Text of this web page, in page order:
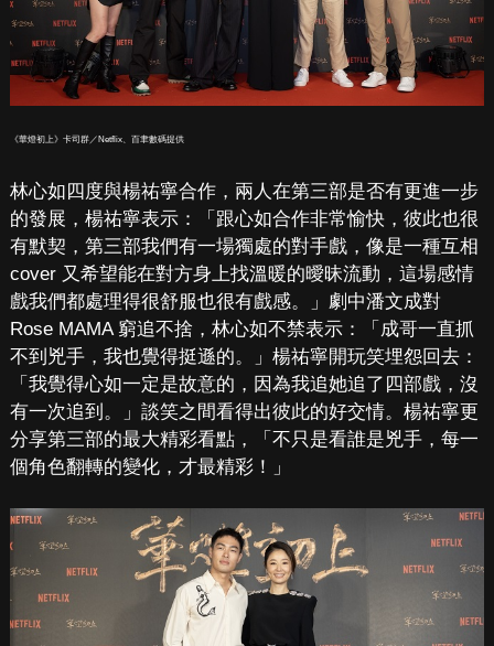
《華燈初上》卡司群／Netflix、百聿數碼提供
林心如四度與楊祐寧合作，兩人在第三部是否有更進一步
的發展，楊祐寧表示：「跟心如合作非常愉快，彼此也很
有默契，第三部我們有一場獨處的對手戲，像是一種互相
cover 又希望能在對方身上找溫暖的曖昧流動，這場感情
戲我們都處理得很舒服也很有戲感。」劇中潘文成對
Rose MAMA 窮追不捨，林心如不禁表示：「成哥一直抓
不到兇手，我也覺得挺遜的。」楊祐寧開玩笑埋怨回去：
「我覺得心如一定是故意的，因為我追她追了四部戲，沒
有一次追到。」談笑之間看得出彼此的好交情。楊祐寧更
分享第三部的最大精彩看點，「不只是看誰是兇手，每一
個角色翻轉的變化，才最精彩！」